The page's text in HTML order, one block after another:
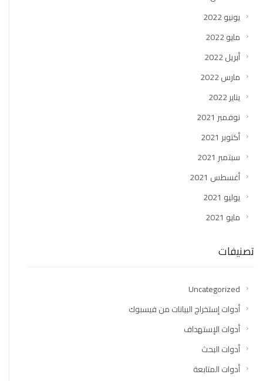
يونيو 2022
مايو 2022
أبريل 2022
مارس 2022
يناير 2022
نوفمبر 2021
أكتوبر 2021
سبتمبر 2021
أغسطس 2021
يوليو 2021
مايو 2021
تصنيفات
Uncategorized
أدوات إستخراج البيانات من فيسبوك
أدوات الإستهداف
أدوات البحث
أدوات المتابعة